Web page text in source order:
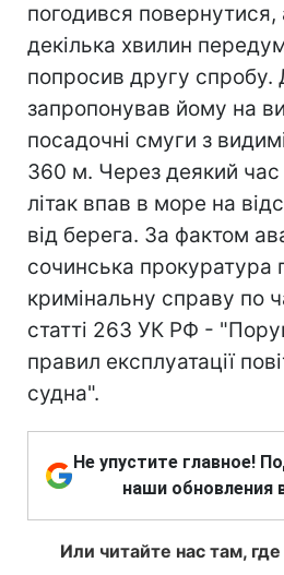
погодився повернутися,
декілька хвилин
попросив другу спробу.
запропонував йому на
посадочні смуги з
360 м. Через деякий час
літак впав в море на
від берега. За фактом
сочинська прокуратура
кримінальну справу по
статті 263 УК РФ -
правил експлуатації
судна".
Не упустите главное!
наши обновления
Или читайте нас там,